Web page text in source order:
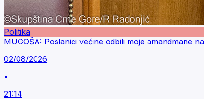
Politika
MUGOŠA: Poslanici većine odbili moje amandmane
02/08/2026
•
21:14